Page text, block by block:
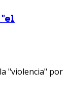
"violencia" por